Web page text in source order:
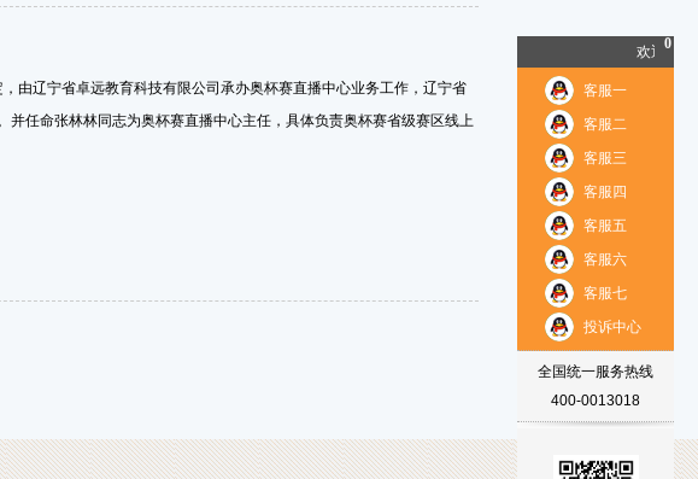
辽宁省卓远教育科技有限公司承办奥杯赛直播中心业务工作，辽宁省
任命张林林同志为奥杯赛直播中心主任，具体负责奥杯赛省级赛区线上
0
欢迎垂询
客服一
客服二
客服三
客服四
客服五
客服六
客服七
投诉中心
全国统一服务热线
400-0013018